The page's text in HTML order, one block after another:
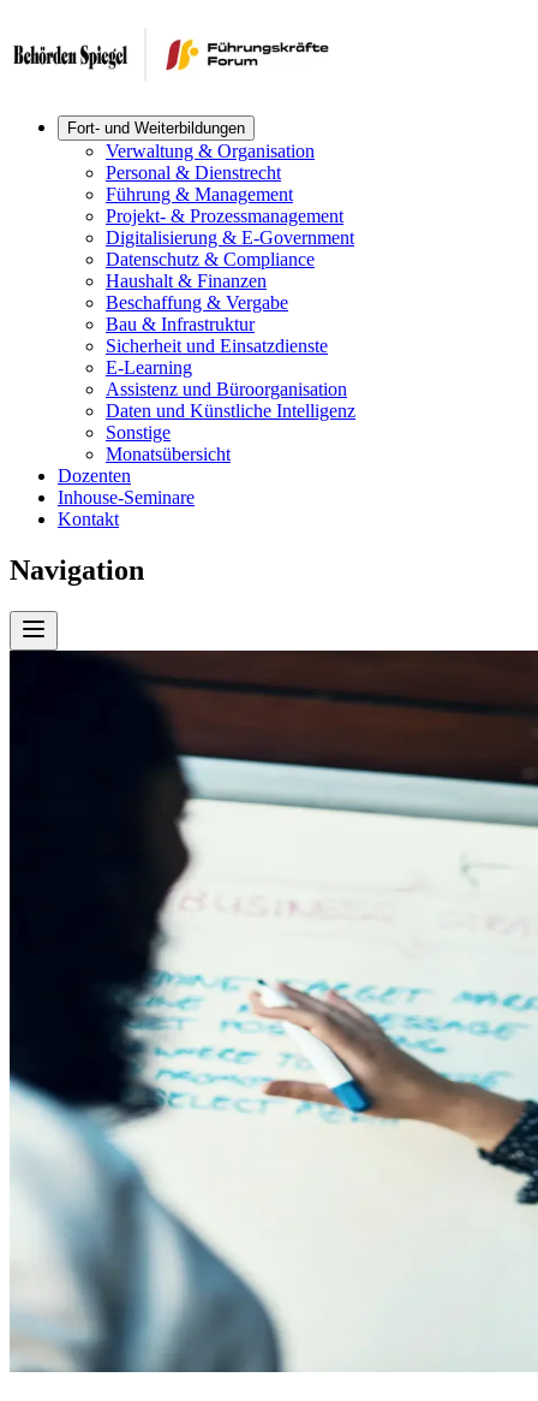
Fort- und Weiterbildungen
Verwaltung & Organisation
Personal & Dienstrecht
Führung & Management
Projekt- & Prozessmanagement
Digitalisierung & E-Government
Datenschutz & Compliance
Haushalt & Finanzen
Beschaffung & Vergabe
Bau & Infrastruktur
Sicherheit und Einsatzdienste
E-Learning
Assistenz und Büroorganisation
Daten und Künstliche Intelligenz
Sonstige
Monatsübersicht
Dozenten
Inhouse-Seminare
Kontakt
Navigation